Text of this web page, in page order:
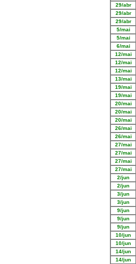
29/abr
29/abr
29/abr
5/mai
5/mai
6/mai
12/mai
12/mai
12/mai
13/mai
19/mai
19/mai
20/mai
20/mai
20/mai
26/mai
26/mai
27/mai
27/mai
27/mai
27/mai
2/jun
2/jun
3/jun
3/jun
9/jun
9/jun
9/jun
10/jun
10/jun
14/jun
14/jun